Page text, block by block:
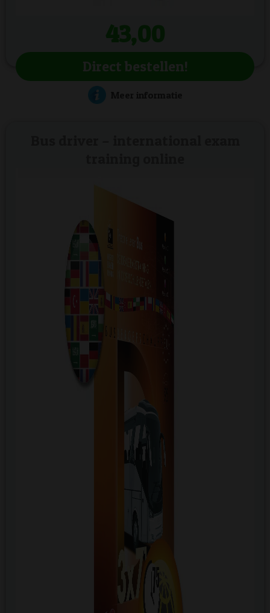
43,00
Direct bestellen!